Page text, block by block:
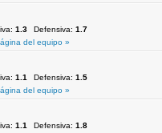
1.3 Defensiva: 1.7
del equipo »
1.1 Defensiva: 1.5
del equipo »
1.1 Defensiva: 1.8